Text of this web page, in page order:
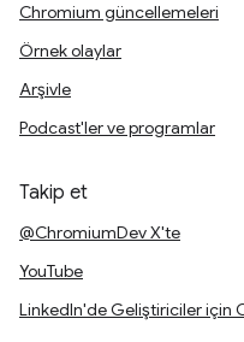
Chromium güncellemeleri
Örnek olaylar
Arşivle
Podcast'ler ve programlar
Takip et
@ChromiumDev X'te
YouTube
LinkedIn'de Geliştiriciler için